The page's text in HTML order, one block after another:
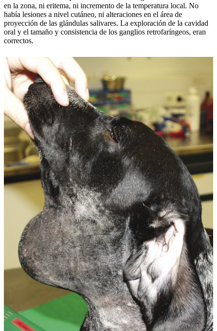
en la zona, ni eritema, ni incremento de la temperatura local. No
había lesiones a nivel cutáneo, ni alteraciones en el área de
proyección de las glándulas salivares. La exploración de la cavidad
oral y el tamaño y consistencia de los ganglios retrofaríngeos, eran
correctos.